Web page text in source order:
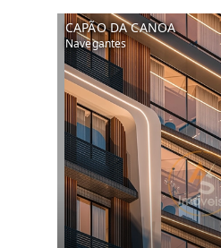
CAPÃO DA CANOA
Navegantes